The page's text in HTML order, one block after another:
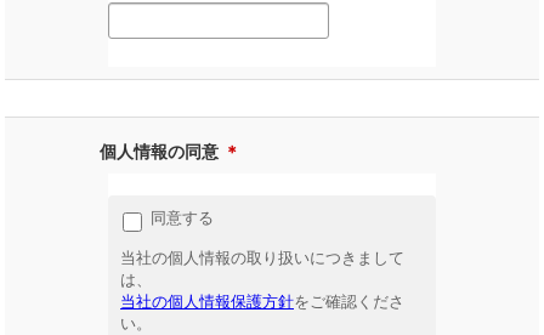
個人情報の同意 ＊
同意する
当社の個人情報の取り扱いにつきまして
は、
当社の個人情報保護方針をご確認くださ
い。